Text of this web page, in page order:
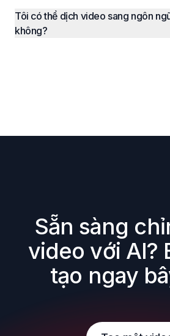
Tôi có thể dịch video sang ngôn
không?
Sẵn sàng
video với AI?
tạo ngay